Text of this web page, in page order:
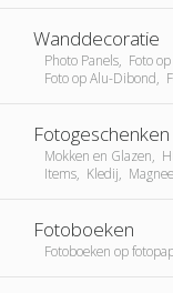
Wanddecoratie
Photo Panels, Foto
Foto op Alu-Dibond,
Fotogeschenken
Mokken en Glazen,
Items, Kledij,
Fotoboeken
Fotoboeken op